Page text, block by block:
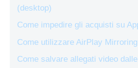
(desktop)
Come impedire gli acquisti su
Come utilizzare AirPlay Mirroring
Come salvare allegati video